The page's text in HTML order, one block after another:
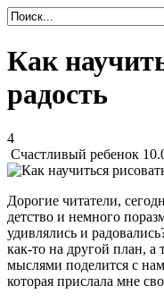
Как
радость
4
Счастливый ребенок
Дорогие читатели,
детство и немного
удивлялись и
как-то на другой план, а
мыслями поделится с
которая прислала мне